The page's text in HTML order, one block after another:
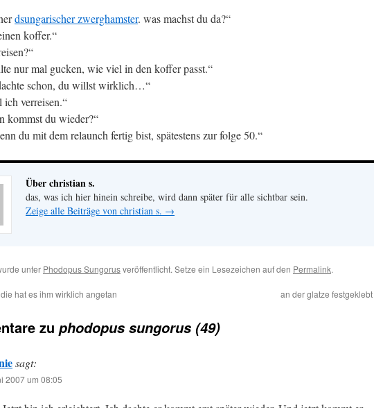
dsungarischer zwerghamster. was machst du da?“
koffer.“
nur mal gucken, wie viel in den koffer passt.“
schon, du willst wirklich…“
verreisen.“
kommst du wieder?“
du mit dem relaunch fertig bist, spätestens zur folge 50.“
Über christian s.
das, was ich hier hinein schreibe, wird dann später für alle sichtbar sein.
Zeige alle Beiträge von christian s. →
unter Phodopus Sungorusveröffentlicht. Setze ein Lesezeichen auf den Permalink.
hat es ihm wirklich angetan an der glatze festgeklebt
zu phodopus sungorus (49)
sagt:
2007 um 08:05